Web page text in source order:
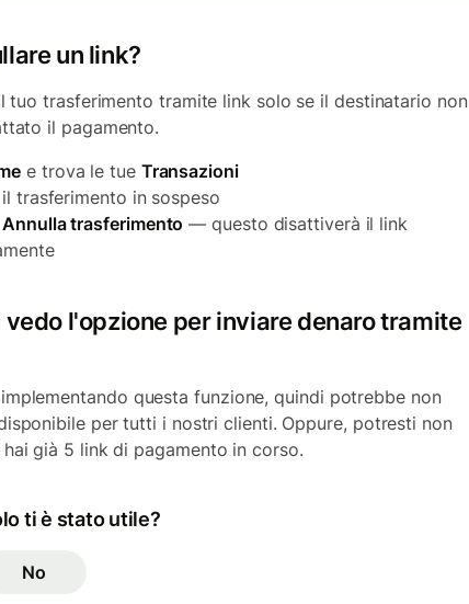
un link?
tuo trasferimento tramite link solo se il destinatario non
il pagamento.
e trova le tue Transazioni
trasferimento in sospeso
Annulla trasferimento — questo disattiverà il link
vedo l'opzione per inviare denaro tramite
questa funzione, quindi potrebbe non
per tutti i nostri clienti. Oppure, potresti non
già 5 link di pagamento in corso.
ti è stato utile?
No